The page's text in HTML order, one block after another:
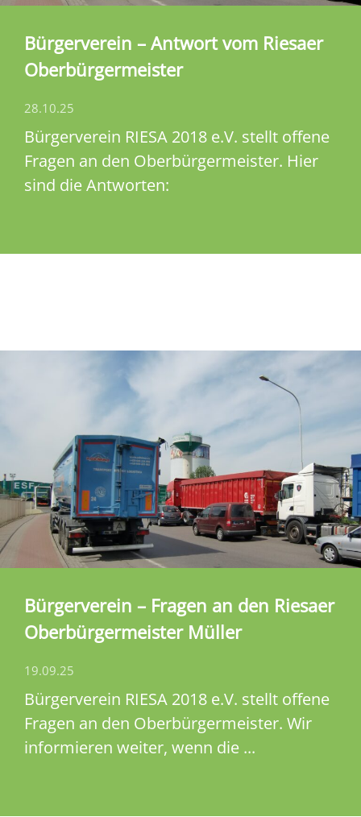
Bürgerverein – Antwort vom Riesaer
Oberbürgermeister
28.10.25
Bürgerverein RIESA 2018 e.V. stellt offene
Fragen an den Oberbürgermeister. Hier
sind die Antworten:
Bürgerverein – Fragen an den Riesaer
Oberbürgermeister Müller
19.09.25
Bürgerverein RIESA 2018 e.V. stellt offene
Fragen an den Oberbürgermeister. Wir
informieren weiter, wenn die ...